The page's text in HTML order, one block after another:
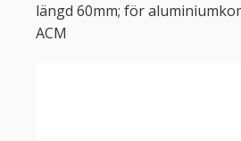
längd 60mm; för
ACM